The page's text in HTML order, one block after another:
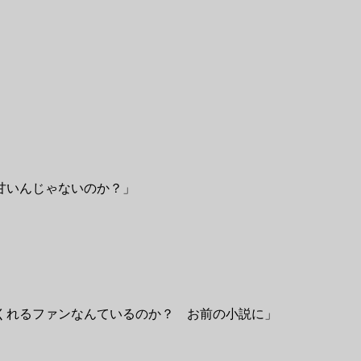
んじゃないのか？」
るファンなんているのか？ お前の小説に」